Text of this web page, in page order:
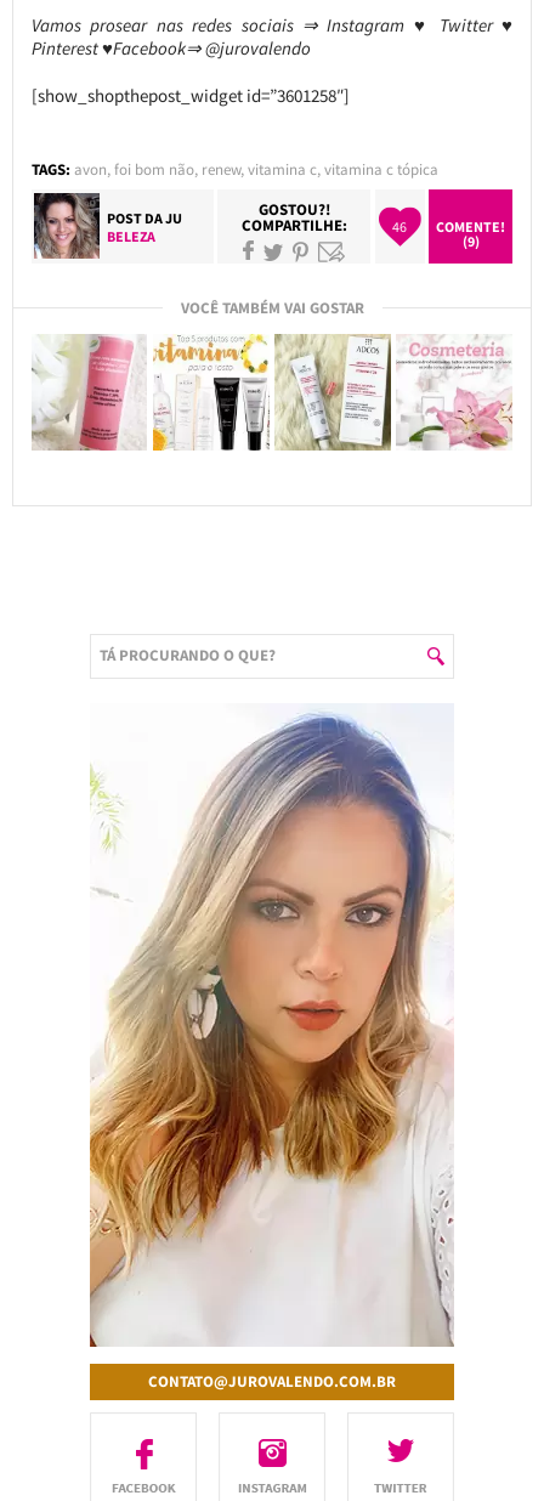
Vamos prosear nas redes sociais ⇒ Instagram ♥ Twitter ♥
Pinterest ♥Facebook⇒ @jurovalendo
[show_shopthepost_widget id=”3601258″]
TAGS: avon,foi bom não, renew,vitamina c,vitamina c tópica
POST DAJU
BELEZA
GOSTOU?!
COMPARTILHE: 46
COMENTE!
(9)
VOCÊ TAMBÉM VAI GOSTAR
CONTATO@JUROVALENDO.COM.BR